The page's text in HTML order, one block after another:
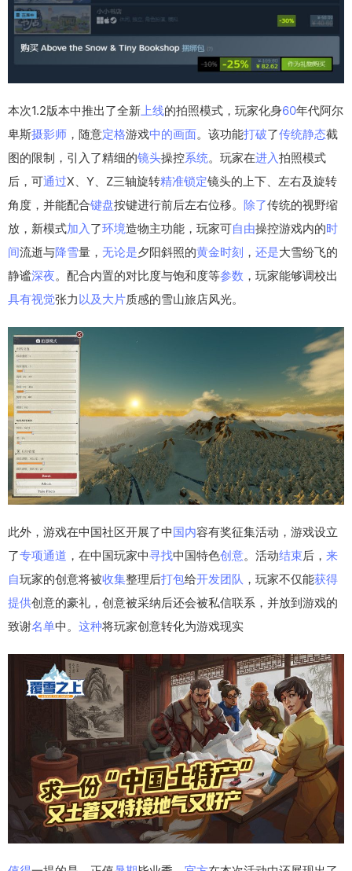
本次1.2版本中推出了全新 上线的拍照模式，玩家化身60年代阿尔
卑斯摄影师 ，随意定格游戏中的画面。该功能打破了传统静态截
图的限制，引入了精细的镜头操控系统。玩家在进入拍照模式
后，可通过X、Y、Z三轴旋转精准锁定镜头的上下、左右及旋转
角度，并能配合键盘按键进行前后左右位移。 除了传统的视野缩
放，新模式加入 了环境造物主功能，玩家可自由操控游戏内的时
间流逝与降雪量， 无论是夕阳斜照的黄金时刻 ， 还是大雪纷飞的
静谧深夜。配合内置的对比度与饱和度等参数 ，玩家能够调校出
具有视觉张力以及 大片质感的雪山旅店风光。
此外，游戏在中国社区开展了中国内容有奖征集活动，游戏设立
了专项通道 ，在中国玩家中寻找中国特色创意。活动结束后， 来
自玩家的创意将被收集整理后打包给开发团队 ，玩家不仅能获得
提供创意的豪礼，创意被采纳后还会被私信联系，并放到游戏的
致谢名单中。 这种将玩家创意转化为游戏现实